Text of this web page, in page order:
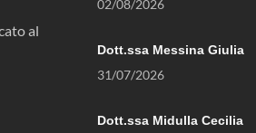
al
02/08/2026
Dott.ssa Messina Giulia
31/07/2026
Dott.ssa Midulla Cecilia